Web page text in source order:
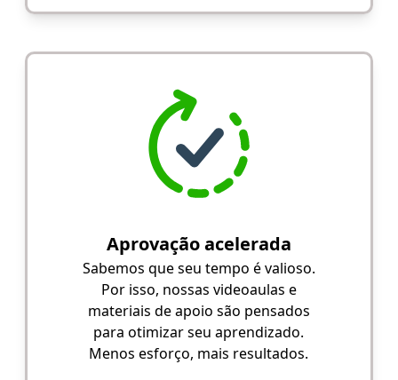
Aprovação acelerada
Sabemos que seu tempo é valioso.
Por isso, nossas videoaulas e
materiais de apoio são pensados
para otimizar seu aprendizado.
Menos esforço, mais resultados.